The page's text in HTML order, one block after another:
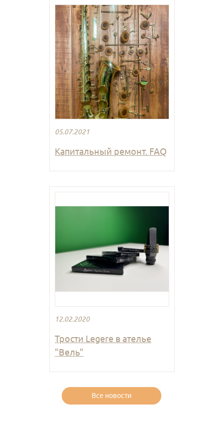
05.07.2021
Капитальный ремонт. FAQ
12.02.2020
Трости Legere в ателье
"Вель"
Все новости